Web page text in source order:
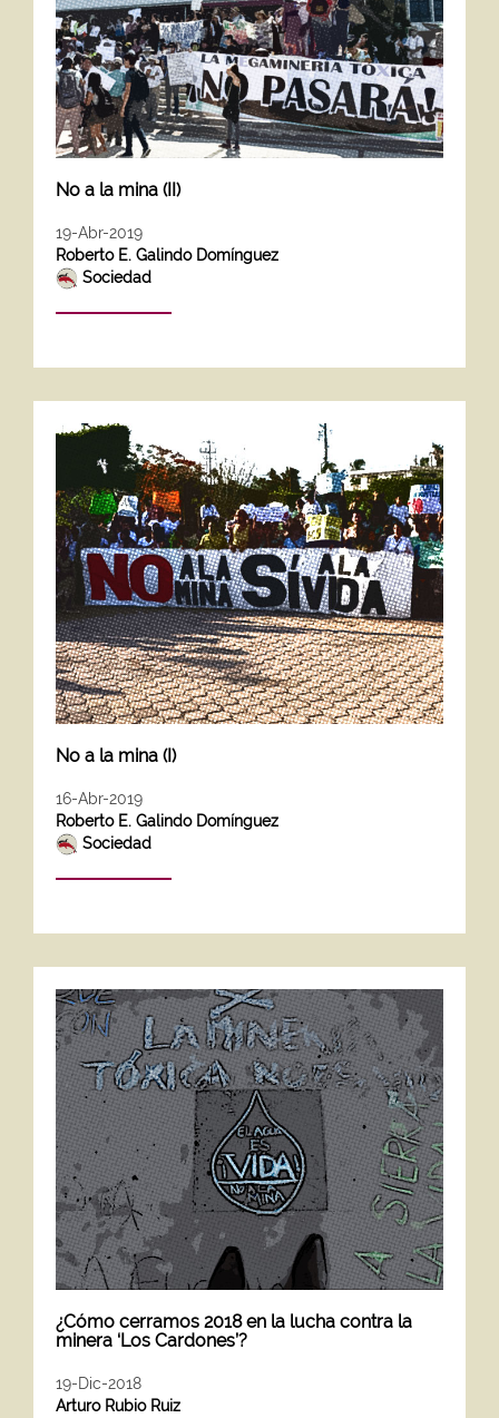
No a la mina (II)
19-Abr-2019
Roberto E. Galindo Domínguez
Sociedad
No a la mina (I)
16-Abr-2019
Roberto E. Galindo Domínguez
Sociedad
¿Cómo cerramos 2018 en la lucha contra la
minera ‘Los Cardones’?
19-Dic-2018
Arturo Rubio Ruiz